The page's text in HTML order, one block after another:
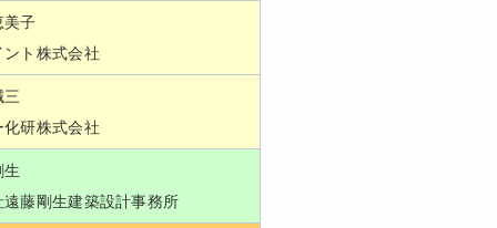
子
ント株式会社
化研株式会社
遠藤剛生建築設計事務所